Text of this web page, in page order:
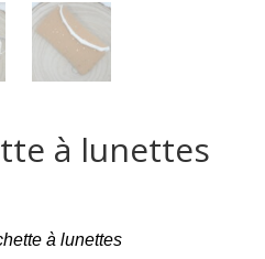
à lunettes
à lunettes